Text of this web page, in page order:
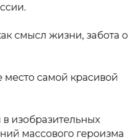
смысл жизни, забота о
самой красивой
изобразительных
массового героизма